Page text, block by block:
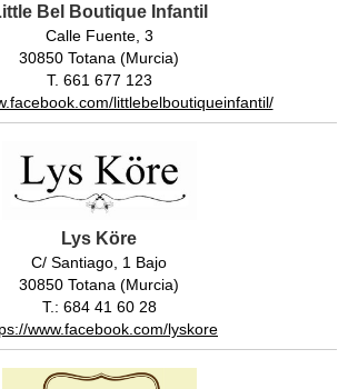
Bel Boutique Infantil
Calle Fuente, 3
30850 Totana (Murcia)
T. 661 677 123
littlebelboutiqueinfantil/
Lys Köre
C/ Santiago, 1 Bajo
30850 Totana (Murcia)
T.: 684 41 60 28
www.facebook.com/lyskore